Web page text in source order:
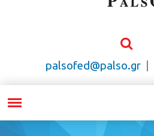
palsofed@palso.gr